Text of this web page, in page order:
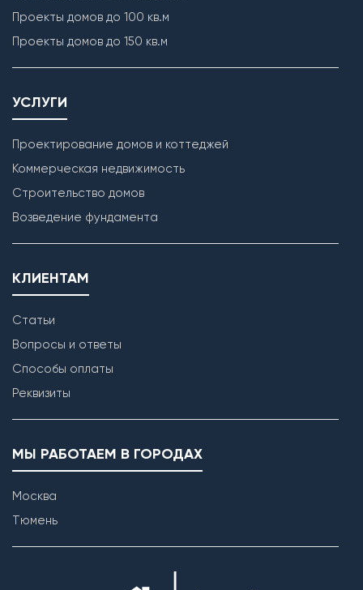
Проекты домов до 100 кв.м
Проекты домов до 150 кв.м
УСЛУГИ
Проектирование домов и коттеджей
Коммерческая недвижимость
Строительство домов
Возведение фундамента
КЛИЕНТАМ
Статьи
Вопросы и ответы
Способы оплаты
Реквизиты
МЫ РАБОТАЕМ В ГОРОДАХ
Москва
Тюмень